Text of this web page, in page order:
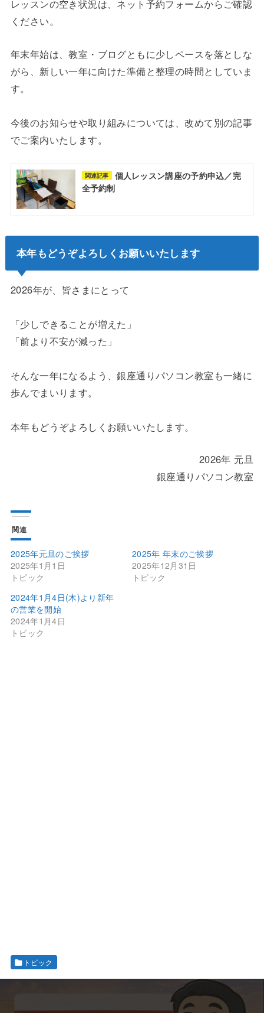
レッスンの空き状況は、ネット予約フォームからご確認
ください。
年末年始は、教室・ブログともに少しペースを落としな
がら、新しい一年に向けた準備と整理の時間としていま
す。
今後のお知らせや取り組みについては、改めて別の記事
でご案内いたします。
関連記事
個人レッスン講座の予約申込／完
全予約制
本年もどうぞよろしくお願いいたします
2026年が、皆さまにとって
「少しできることが増えた」
「前より不安が減った」
そんな一年になるよう、銀座通りパソコン教室も一緒に
歩んでまいります。
本年もどうぞよろしくお願いいたします。
2026年 元旦
銀座通りパソコン教室
関連
2025年元旦のご挨拶
2025年1月1日
トピック
2025年 年末のご挨拶
2025年12月31日
トピック
2024年1月4日(木)より新年
の営業を開始
2024年1月4日
トピック
トピック